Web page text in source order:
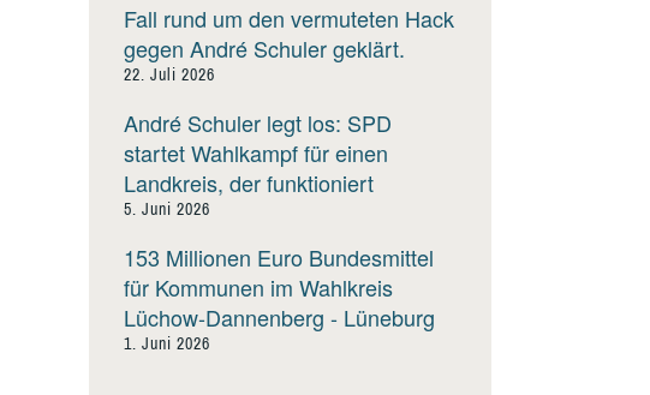
Fall rund um den vermuteten Hack
gegen André Schuler geklärt.
22. Juli 2026
André Schuler legt los: SPD
startet Wahlkampf für einen
Landkreis, der funktioniert
5. Juni 2026
153 Millionen Euro Bundesmittel
für Kommunen im Wahlkreis
Lüchow-Dannenberg - Lüneburg
1. Juni 2026